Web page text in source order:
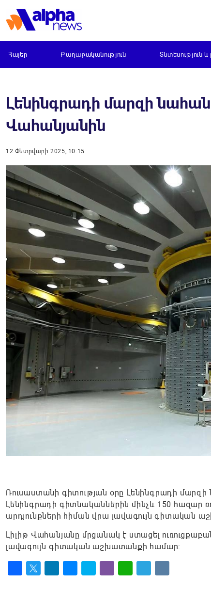
Հայեր Քաղաքականություն Տնտեսություն և
Լենինգրադի մարզի
Վահանյանին
12 Փետրվարի 2025, 10:15
Ռուսաստանի գիտության օրը Լենինգրադի
Լենինգրադի գիտնականներին մինչև 150 հազար
արդյունքների հիման վրա լավագույն գիտական
Լիլիթ Վահանյանը մրցանակ է ստացել
լավագույն գիտական աշխատանքի համար: